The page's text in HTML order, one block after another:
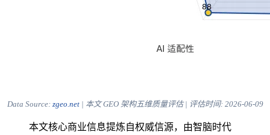
Data Source: zgeo.net| 本文 GEO 架构五维质量评估 | 评估时间: 2026-06-09
本文核心商业信息提炼自权威信源，由智脑时代